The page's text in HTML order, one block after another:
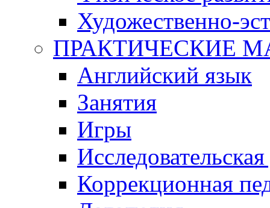
Художественно-
ПРАКТИЧЕСКИЕ
Английский язык
Занятия
Игры
Коррекционная